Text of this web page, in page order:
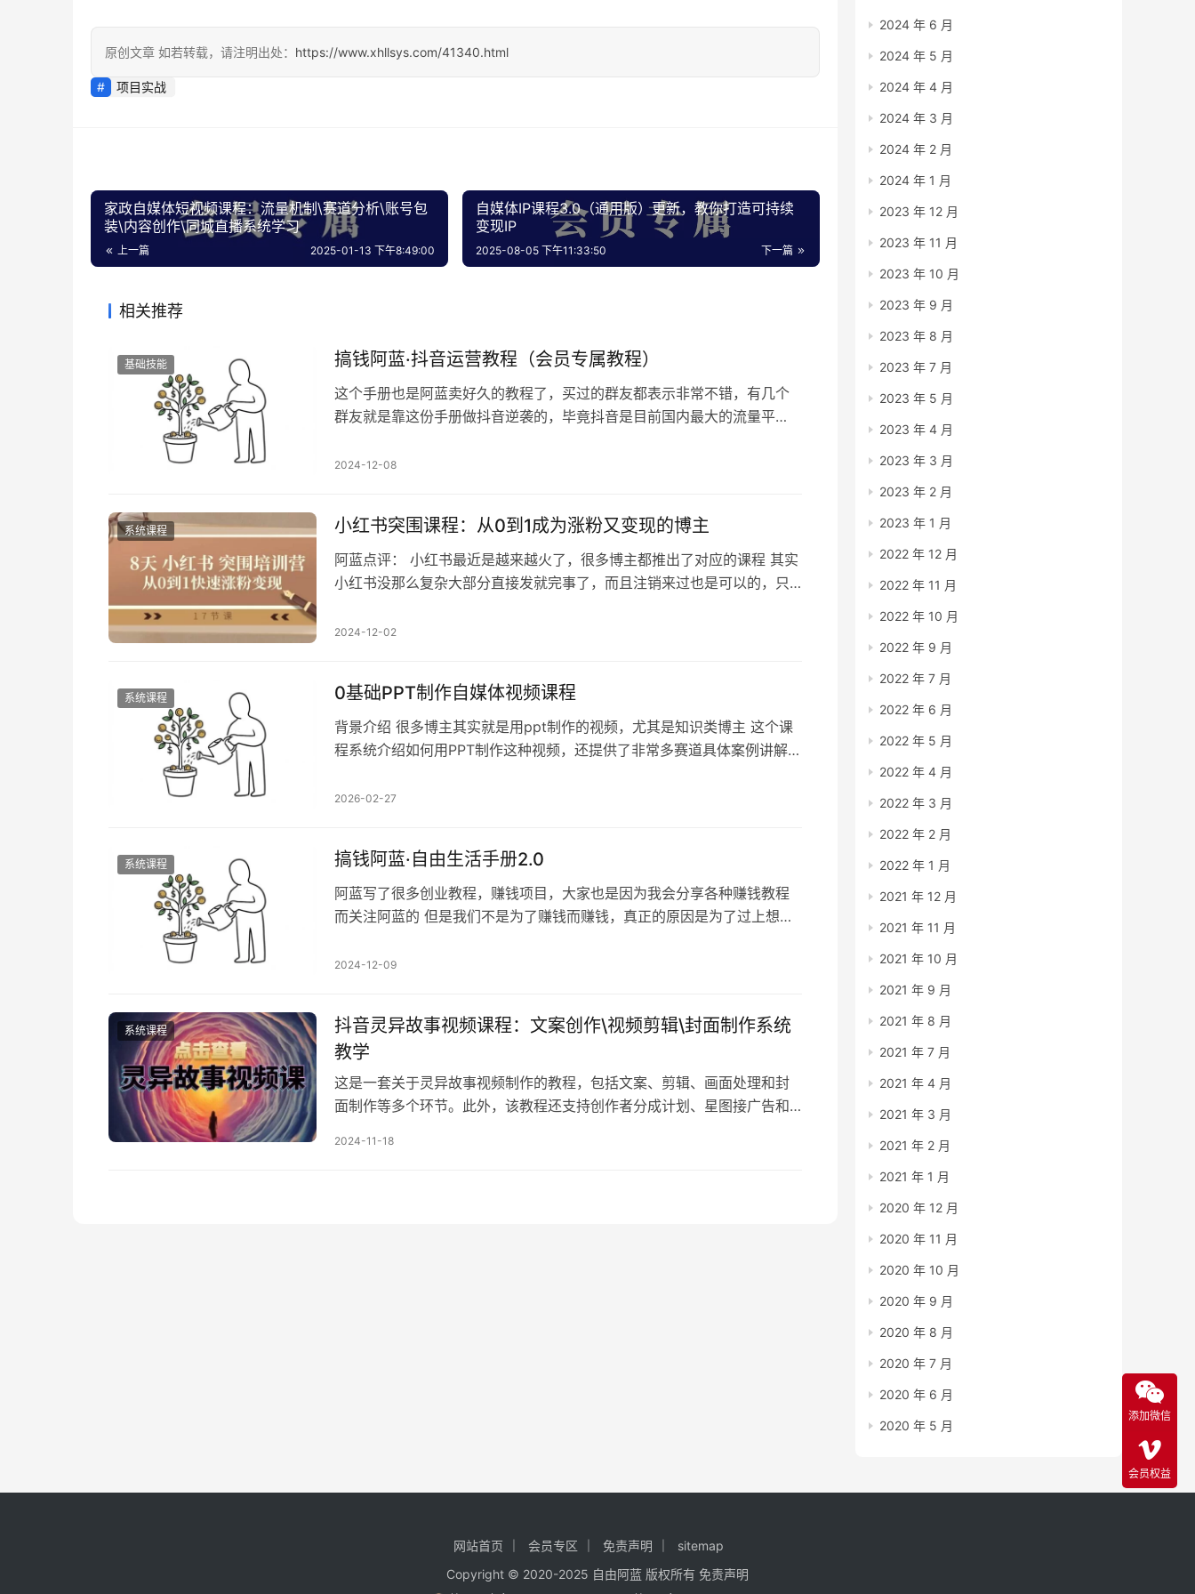
原创文章 如若转载，请注明出处： https://www.xhllsys.com/41340.html
项目实战
家政自媒体短视频课程：流量机制\赛道分析\账号包
装\内容创作\同城直播系统学习
上一篇 2025-01-13 下午8:49:00
自媒体IP课程3.0（通用版）更新，教你打造可持续
变现IP
下一篇
2025-08-05 下午11:33:50
相关推荐
基础技能 搞钱阿蓝·抖音运营教程（会员专属教程）
这个手册也是阿蓝卖好久的教程了，买过的群友都表示非常不错，有几个
群友就是靠这份手册做抖音逆袭的，毕竟抖音是目前国内最大的流量平
入付费时代了，但是依然是最好的流量平台之一（新手建议小红书起步，
2024-12-08
系统课程 小红书突围课程：从0到1成为涨粉又变现的博主
阿蓝点评： 小红书最近是越来越火了，很多博主都推出了对应的课程 其实
小红书没那么复杂大部分直接发就完事了，而且注销来过也是可以的，只
那么难操作 说回这份课程，中规中矩，我没看都能猜到是谁出的，这个小
2024-12-02
系统课程 0基础PPT制作自媒体视频课程
背景介绍 很多博主其实就是用ppt制作的视频，尤其是知识类博主 这个课
程系统介绍如何用PPT制作这种视频，还提供了非常多赛道具体案例讲解，
一套课程 内容目录 01.为什么PPT是自媒体视频的最佳选择之一
2026-02-27
系统课程 搞钱阿蓝·自由生活手册2.0
阿蓝写了很多创业教程，赚钱项目，大家也是因为我会分享各种赚钱教程
而关注阿蓝的 但是我们不是为了赚钱而赚钱，真正的原因是为了过上想要
因） 这份手册出自一套价值3500块钱的课程，课程的主人就是靠这套方法
2024-12-09
系统课程
抖音灵异故事视频课程：文案创作\视频剪辑\封面制作系统
教学
这是一套关于灵异故事视频制作的教程，包括文案、剪辑、画面处理和封
面制作等多个环节。此外，该教程还支持创作者分成计划、星图接广告和
2024-11-18
2024 年 6 月
2024 年 5 月
2024 年 4 月
2024 年 3 月
2024 年 2 月
2024 年 1 月
2023 年 12 月
2023 年 11 月
2023 年 10 月
2023 年 9 月
2023 年 8 月
2023 年 7 月
2023 年 5 月
2023 年 4 月
2023 年 3 月
2023 年 2 月
2023 年 1 月
2022 年 12 月
2022 年 11 月
2022 年 10 月
2022 年 9 月
2022 年 7 月
2022 年 6 月
2022 年 5 月
2022 年 4 月
2022 年 3 月
2022 年 2 月
2022 年 1 月
2021 年 12 月
2021 年 11 月
2021 年 10 月
2021 年 9 月
2021 年 8 月
2021 年 7 月
2021 年 4 月
2021 年 3 月
2021 年 2 月
2021 年 1 月
2020 年 12 月
2020 年 11 月
2020 年 10 月
2020 年 9 月
2020 年 8 月
2020 年 7 月
2020 年 6 月
2020 年 5 月
网站首页 会员专区 免责声明
sitemap
Copyright © 2020-2025 自由阿蓝 版权所有 免责声明
添加微信
会员权益